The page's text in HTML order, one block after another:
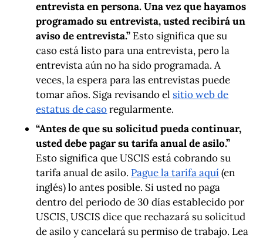
entrevista en persona. Una vez que hayamos
programado su entrevista, usted recibirá un
aviso de entrevista.” Esto significa que su
caso está listo para una entrevista, pero la
entrevista aún no ha sido programada. A
veces, la espera para las entrevistas puede
tomar años. Siga revisando el sitio web de
estatus de casoregularmente.
“Antes de que su solicitud pueda continuar,
usted debe pagar su tarifa anual de asilo.”
Esto significa que USCIS está cobrando su
tarifa anual de asilo. Pague la tarifa aquí(en
inglés) lo antes posible. Si usted no paga
dentro del periodo de 30 días establecido por
USCIS, USCIS dice que rechazará su solicitud
de asilo y cancelará su permiso de trabajo. Lea